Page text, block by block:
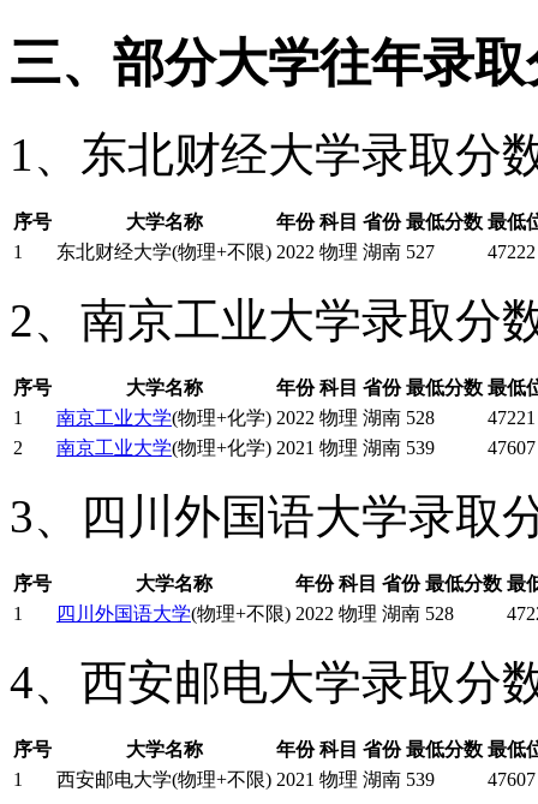
三、部分大学往年录
1、东北财经大学录取分
序号 大学名称 年份 科目 省份 最低分数 最低
1
东北财经大学(物理+不限) 2022 物理 湖南 527 47222
2、南京工业大学录取分
序号 大学名称 年份 科目 省份 最低分数 最低
1
南京工业大学(物理+化学) 2022 物理 湖南 528
47221
2
南京工业大学(物理+化学) 2021 物理 湖南 539 47607
3、四川外国语大学录取
序号 大学名称 年份 科目 省份 最低分数 最
1
四川外国语大学(物理+不限) 2022 物理 湖南 528
4、西安邮电大学录取分
序号 大学名称 年份 科目 省份 最低分数 最低
1
西安邮电大学(物理+不限) 2021 物理 湖南 539 47607